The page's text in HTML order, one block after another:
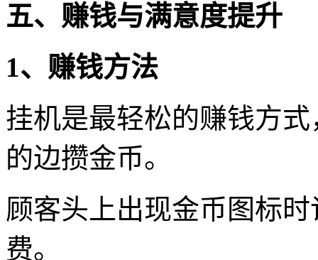
五、赚钱与满意度提升
1、赚钱方法
挂机是最轻松的赚钱方
的边攒金币。
顾客头上出现金币图标
费。